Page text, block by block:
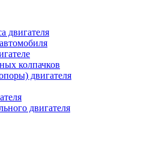
двигателя
колпачков
двигателя
двигателя